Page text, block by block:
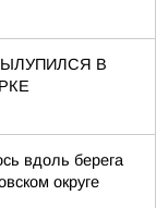
В
вдоль берега
округе